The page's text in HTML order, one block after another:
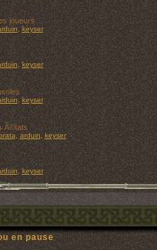
joueurs
,keyser
,keyser
,keyser
Ã©tats
arduin keyser
,keyser
en pause